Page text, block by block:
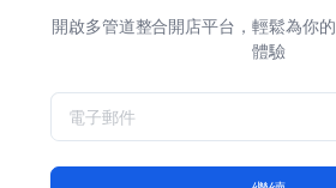
開啟多管道整合開店平台，輕鬆為你
體驗